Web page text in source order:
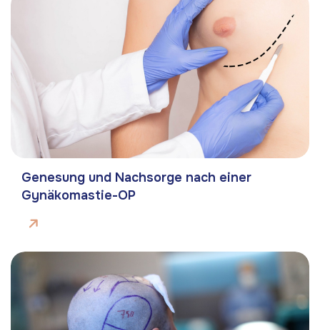
Genesung und Nachsorge nach einer
Gynäkomastie-OP